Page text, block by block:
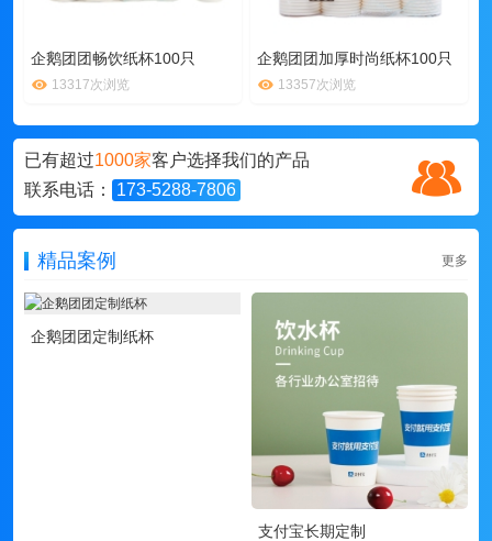
企鹅团团畅饮纸杯100只
13317次浏览
企鹅团团加厚时尚纸杯100只
13357次浏览
已有超过1000家客户选择我们的产品
联系电话：
173-5288-7806
精品案例 更多
企鹅团团定制纸杯
支付宝长期定制